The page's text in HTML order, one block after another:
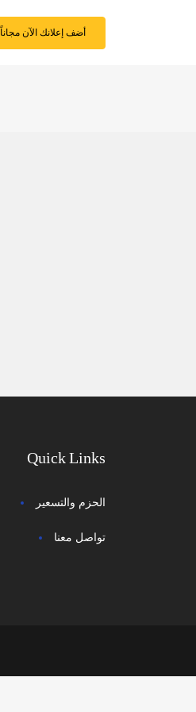
أضف إعلانك الآن مجاناً
Quick Links
الحزم والتسعير
تواصل معنا